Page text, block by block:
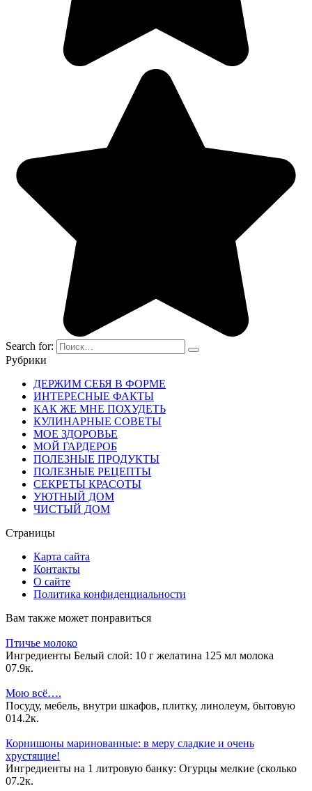
Search for:
Рубрики
ДЕРЖИМ СЕБЯ В ФОРМЕ
ИНТЕРЕСНЫЕ ФАКТЫ
КАК ЖЕ МНЕ ПОХУДЕТЬ
КУЛИНАРНЫЕ СОВЕТЫ
МОЕ ЗДОРОВЬЕ
МОЙ ГАРДЕРОБ
ПОЛЕЗНЫЕ ПРОДУКТЫ
ПОЛЕЗНЫЕ РЕЦЕПТЫ
СЕКРЕТЫ КРАСОТЫ
УЮТНЫЙ ДОМ
ЧИСТЫЙ ДОМ
Страницы
Карта сайта
Контакты
О сайте
Политика конфиденциальности
Вам также может понравиться
Птичье молоко
Ингредиенты Белый слой: 10 г желатина 125 мл молока
07.9к.
Мою всё….
Посуду, мебель, внутри шкафов, плитку, линолеум, бытовую
014.2к.
Корнишоны маринованные: в меру сладкие и очень
хрустящие!
Ингредиенты на 1 литровую банку: Огурцы мелкие (сколько
07.2к.